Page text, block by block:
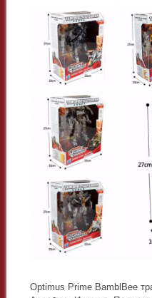
Optimus Prime BamblBee